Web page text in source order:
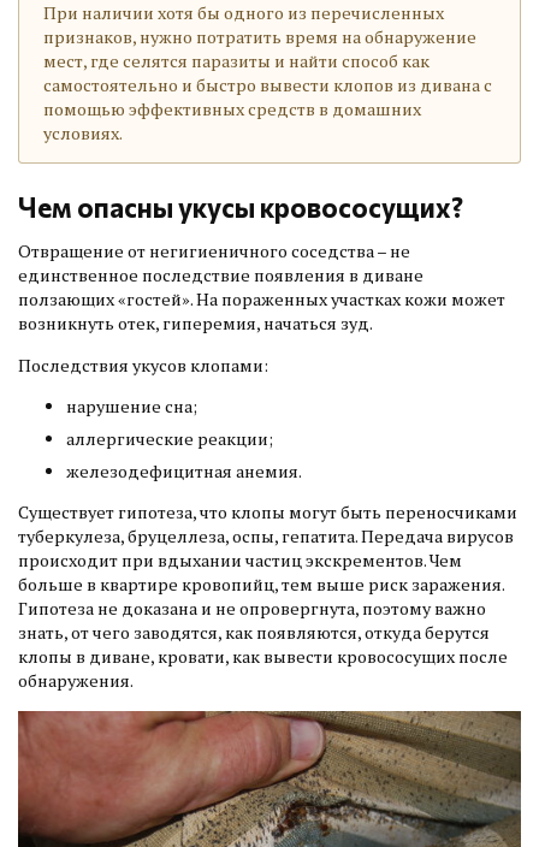
При наличии хотя бы одного из перечисленных
признаков, нужно потратить время на обнаружение
мест, где селятся паразиты и найти способ как
самостоятельно и быстро вывести клопов из дивана с
помощью эффективных средств в домашних
условиях.
Чем опасны укусы кровососущих?
Отвращение от негигиеничного соседства – не
единственное последствие появления в диване
ползающих «гостей». На пораженных участках кожи может
возникнуть отек, гиперемия, начаться зуд.
Последствия укусов клопами:
нарушение сна;
аллергические реакции;
железодефицитная анемия.
Существует гипотеза, что клопы могут быть переносчиками
туберкулеза, бруцеллеза, оспы, гепатита. Передача вирусов
происходит при вдыхании частиц экскрементов. Чем
больше в квартире кровопийц, тем выше риск заражения.
Гипотеза не доказана и не опровергнута, поэтому важно
знать, от чего заводятся, как появляются, откуда берутся
клопы в диване, кровати, как вывести кровососущих после
обнаружения.